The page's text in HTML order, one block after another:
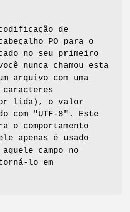
de
PO para o
no seu primeiro
nunca chamou esta
arquivo com uma
lida), o valor
com "UTF-8". Este
o comportamento
apenas é usado
campo no
lo em